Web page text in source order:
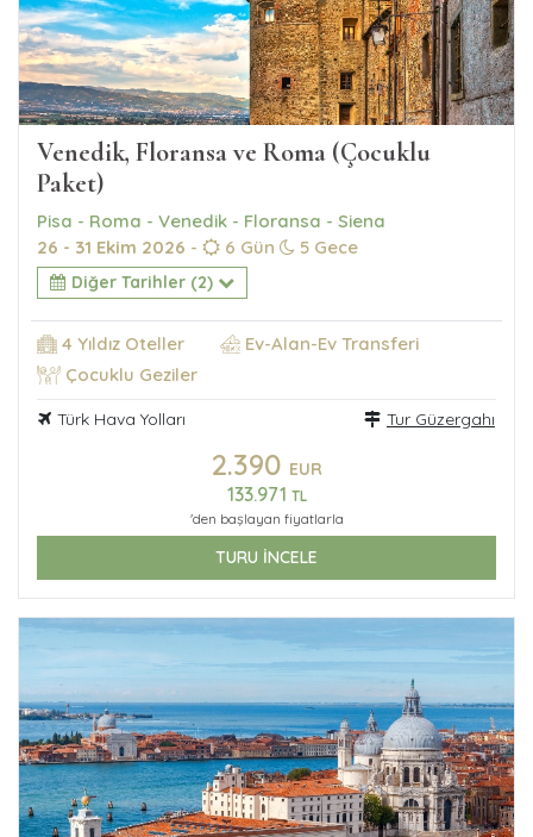
Venedik, Floransa ve Roma (Çocuklu
Paket)
Pisa - Roma - Venedik - Floransa - Siena
26 - 31 Ekim 2026 - 6 Gün 5 Gece
Diğer Tarihler (2)
4 Yıldız Oteller
Ev-Alan-Ev Transferi
Çocuklu Geziler
Türk Hava Yolları Tur Güzergahı
2.390 EUR
133.971 TL
'den başlayan fiyatlarla
TURU İNCELE